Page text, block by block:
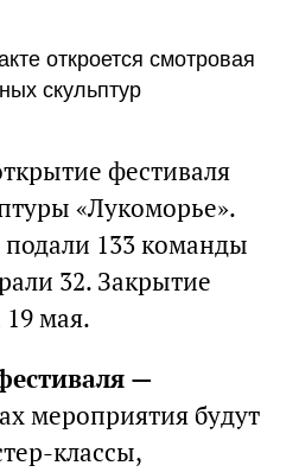
откроется смотровая
скульптур
фестиваля
«Лукоморье».
подали 133 команды
32. Закрытие
мая.
—
мероприятия будут
классы,